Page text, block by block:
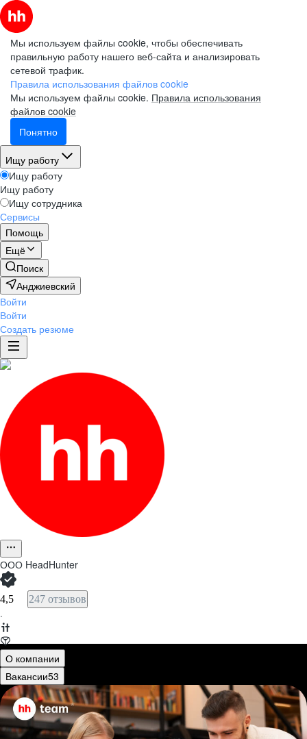
Мы используем файлы cookie, чтобы обеспечивать
правильную работу нашего веб-сайта и анализировать
сетевой трафик.
Правила использования файлов cookie
Мы используем файлы cookie. Правила использования
файлов cookie
Понятно
Ищу работу
Ищу работу
Ищу работу
Ищу сотрудника
Сервисы
Помощь
Ещё
Поиск
Анджиевский
Войти
Войти
Создать резюме
ООО HeadHunter
4,5 247 отзывов
·
О компании
Вакансии53